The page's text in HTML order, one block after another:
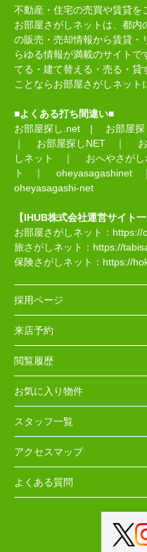
不動産・住宅の売買や賃貸を
お部屋さがしネットは、都
の販売・売却情報から賃貸・
らゆる情報が満載のサイト
てる・建て替える・売る・
ことならお部屋さがしネット
■よくある打ち間違い■
お部屋探し.net | お部屋
｜ お部屋探しNET ｜
しネット
｜ おへやさがし
ト
｜ oheyasagashinet
oheyasagashi-net
【IHUB株式会社運営サイト一
お部屋さがしネット： https://
旅さがしネット： https://
保険さがしネット： https://
採用ページ
来店予約
閲覧履歴
お気に入り物件
スタッフ一覧
アクセスマップ
よくある質問